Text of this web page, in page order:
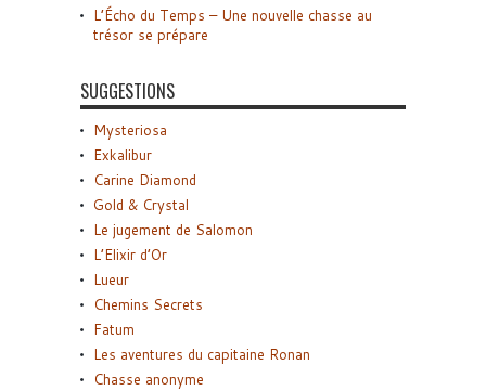
L’Écho du Temps – Une nouvelle chasse au
trésor se prépare
SUGGESTIONS
Mysteriosa
Exkalibur
Carine Diamond
Gold & Crystal
Le jugement de Salomon
L’Elixir d’Or
Lueur
Chemins Secrets
Fatum
Les aventures du capitaine Ronan
Chasse anonyme